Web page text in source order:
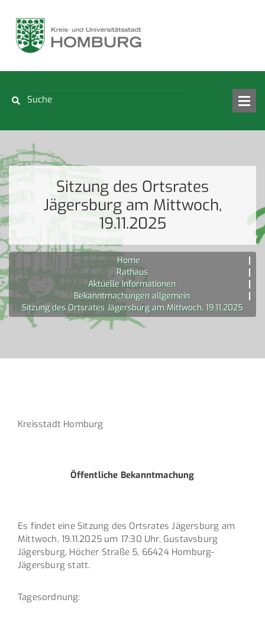
Sitzung des Ortsrates
Jägersburg am Mittwoch,
19.11.2025
Home
Rathaus
Aktuelle Informationen
Bekanntmachungen allgemein
Sitzung des Ortsrates Jägersburg am Mittwoch, 19.11.2025
Kreisstadt Homburg
Öffentliche Bekanntmachung
Es findet eine Sitzung des Ortsrates Jägersburg am
Mittwoch, 19.11.2025 um 17:30 Uhr, Gustavsburg
Jägersburg, Höcher Straße 5, 66424 Homburg-
Jägersburg statt.
Tagesordnung: